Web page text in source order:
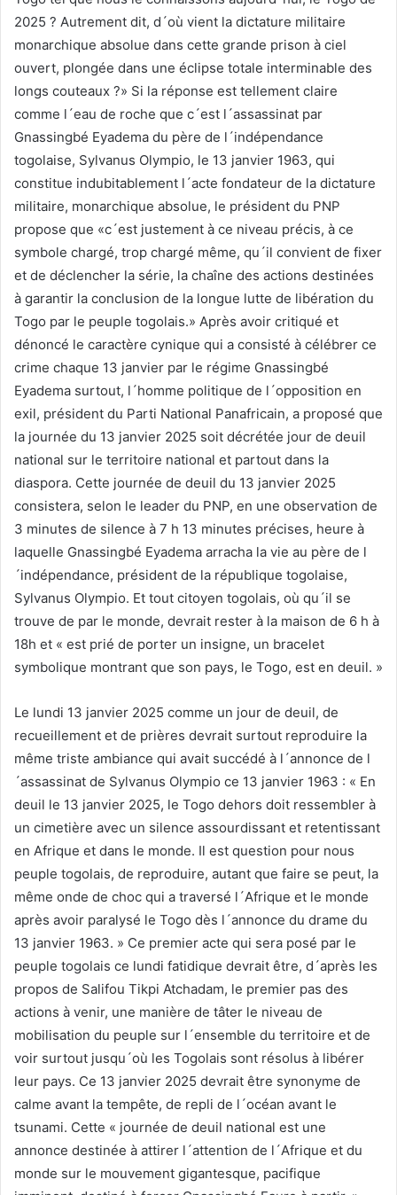
2025 ? Autrement dit, d´où vient la dictature militaire
monarchique absolue dans cette grande prison à ciel
ouvert, plongée dans une éclipse totale interminable des
longs couteaux ?» Si la réponse est tellement claire
comme l´eau de roche que c´est l´assassinat par
Gnassingbé Eyadema du père de l´indépendance
togolaise, Sylvanus Olympio, le 13 janvier 1963, qui
constitue indubitablement l´acte fondateur de la dictature
militaire, monarchique absolue, le président du PNP
propose que «c´est justement à ce niveau précis, à ce
symbole chargé, trop chargé même, qu´il convient de fixer
et de déclencher la série, la chaîne des actions destinées
à garantir la conclusion de la longue lutte de libération du
Togo par le peuple togolais.» Après avoir critiqué et
dénoncé le caractère cynique qui a consisté à célébrer ce
crime chaque 13 janvier par le régime Gnassingbé
Eyadema surtout, l´homme politique de l´opposition en
exil, président du Parti National Panafricain, a proposé que
la journée du 13 janvier 2025 soit décrétée jour de deuil
national sur le territoire national et partout dans la
diaspora. Cette journée de deuil du 13 janvier 2025
consistera, selon le leader du PNP, en une observation de
3 minutes de silence à 7 h 13 minutes précises, heure à
laquelle Gnassingbé Eyadema arracha la vie au père de l
´indépendance, président de la république togolaise,
Sylvanus Olympio. Et tout citoyen togolais, où qu´il se
trouve de par le monde, devrait rester à la maison de 6 h à
18h et « est prié de porter un insigne, un bracelet
symbolique montrant que son pays, le Togo, est en deuil. »
Le lundi 13 janvier 2025 comme un jour de deuil, de
recueillement et de prières devrait surtout reproduire la
même triste ambiance qui avait succédé à l´annonce de l
´assassinat de Sylvanus Olympio ce 13 janvier 1963 : « En
deuil le 13 janvier 2025, le Togo dehors doit ressembler à
un cimetière avec un silence assourdissant et retentissant
en Afrique et dans le monde. Il est question pour nous
peuple togolais, de reproduire, autant que faire se peut, la
même onde de choc qui a traversé l´Afrique et le monde
après avoir paralysé le Togo dès l´annonce du drame du
13 janvier 1963. » Ce premier acte qui sera posé par le
peuple togolais ce lundi fatidique devrait être, d´après les
propos de Salifou Tikpi Atchadam, le premier pas des
actions à venir, une manière de tâter le niveau de
mobilisation du peuple sur l´ensemble du territoire et de
voir surtout jusqu´où les Togolais sont résolus à libérer
leur pays. Ce 13 janvier 2025 devrait être synonyme de
calme avant la tempête, de repli de l´océan avant le
tsunami. Cette « journée de deuil national est une
annonce destinée à attirer l´attention de l´Afrique et du
monde sur le mouvement gigantesque, pacifique